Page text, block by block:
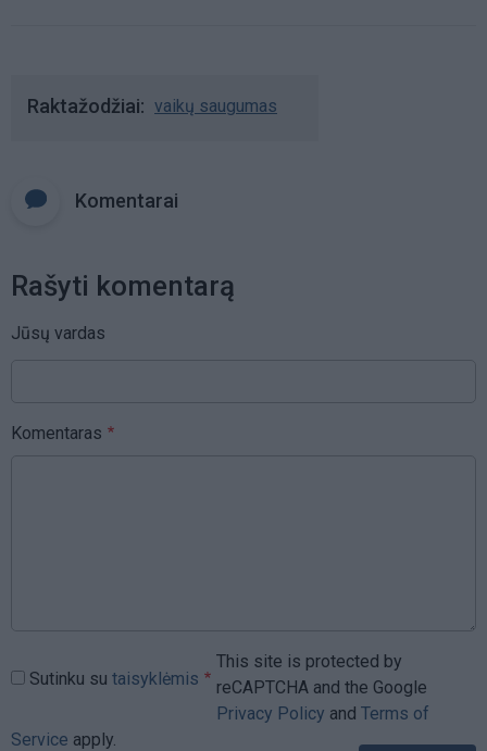
Raktažodžiai vaikų saugumas
Komentarai
Rašyti komentarą
Jūsų vardas
Komentaras
Sutinku su taisyklėmis
This site is protected by
reCAPTCHA and the Google
Privacy Policy and Terms of
Service apply.